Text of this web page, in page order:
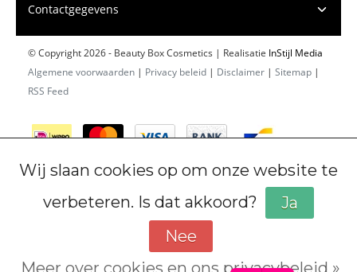
Contactgegevens
© Copyright 2026 - Beauty Box Cosmetics | Realisatie InStijl Media
Algemene voorwaarden | Privacy beleid | Disclaimer | Sitemap |
RSS Feed
Wij slaan cookies op om onze website te
verbeteren. Is dat akkoord?
Ja
Nee
Meer over cookies en ons privacybeleid »